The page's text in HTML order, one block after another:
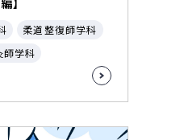
】
柔道整復師学科
師学科